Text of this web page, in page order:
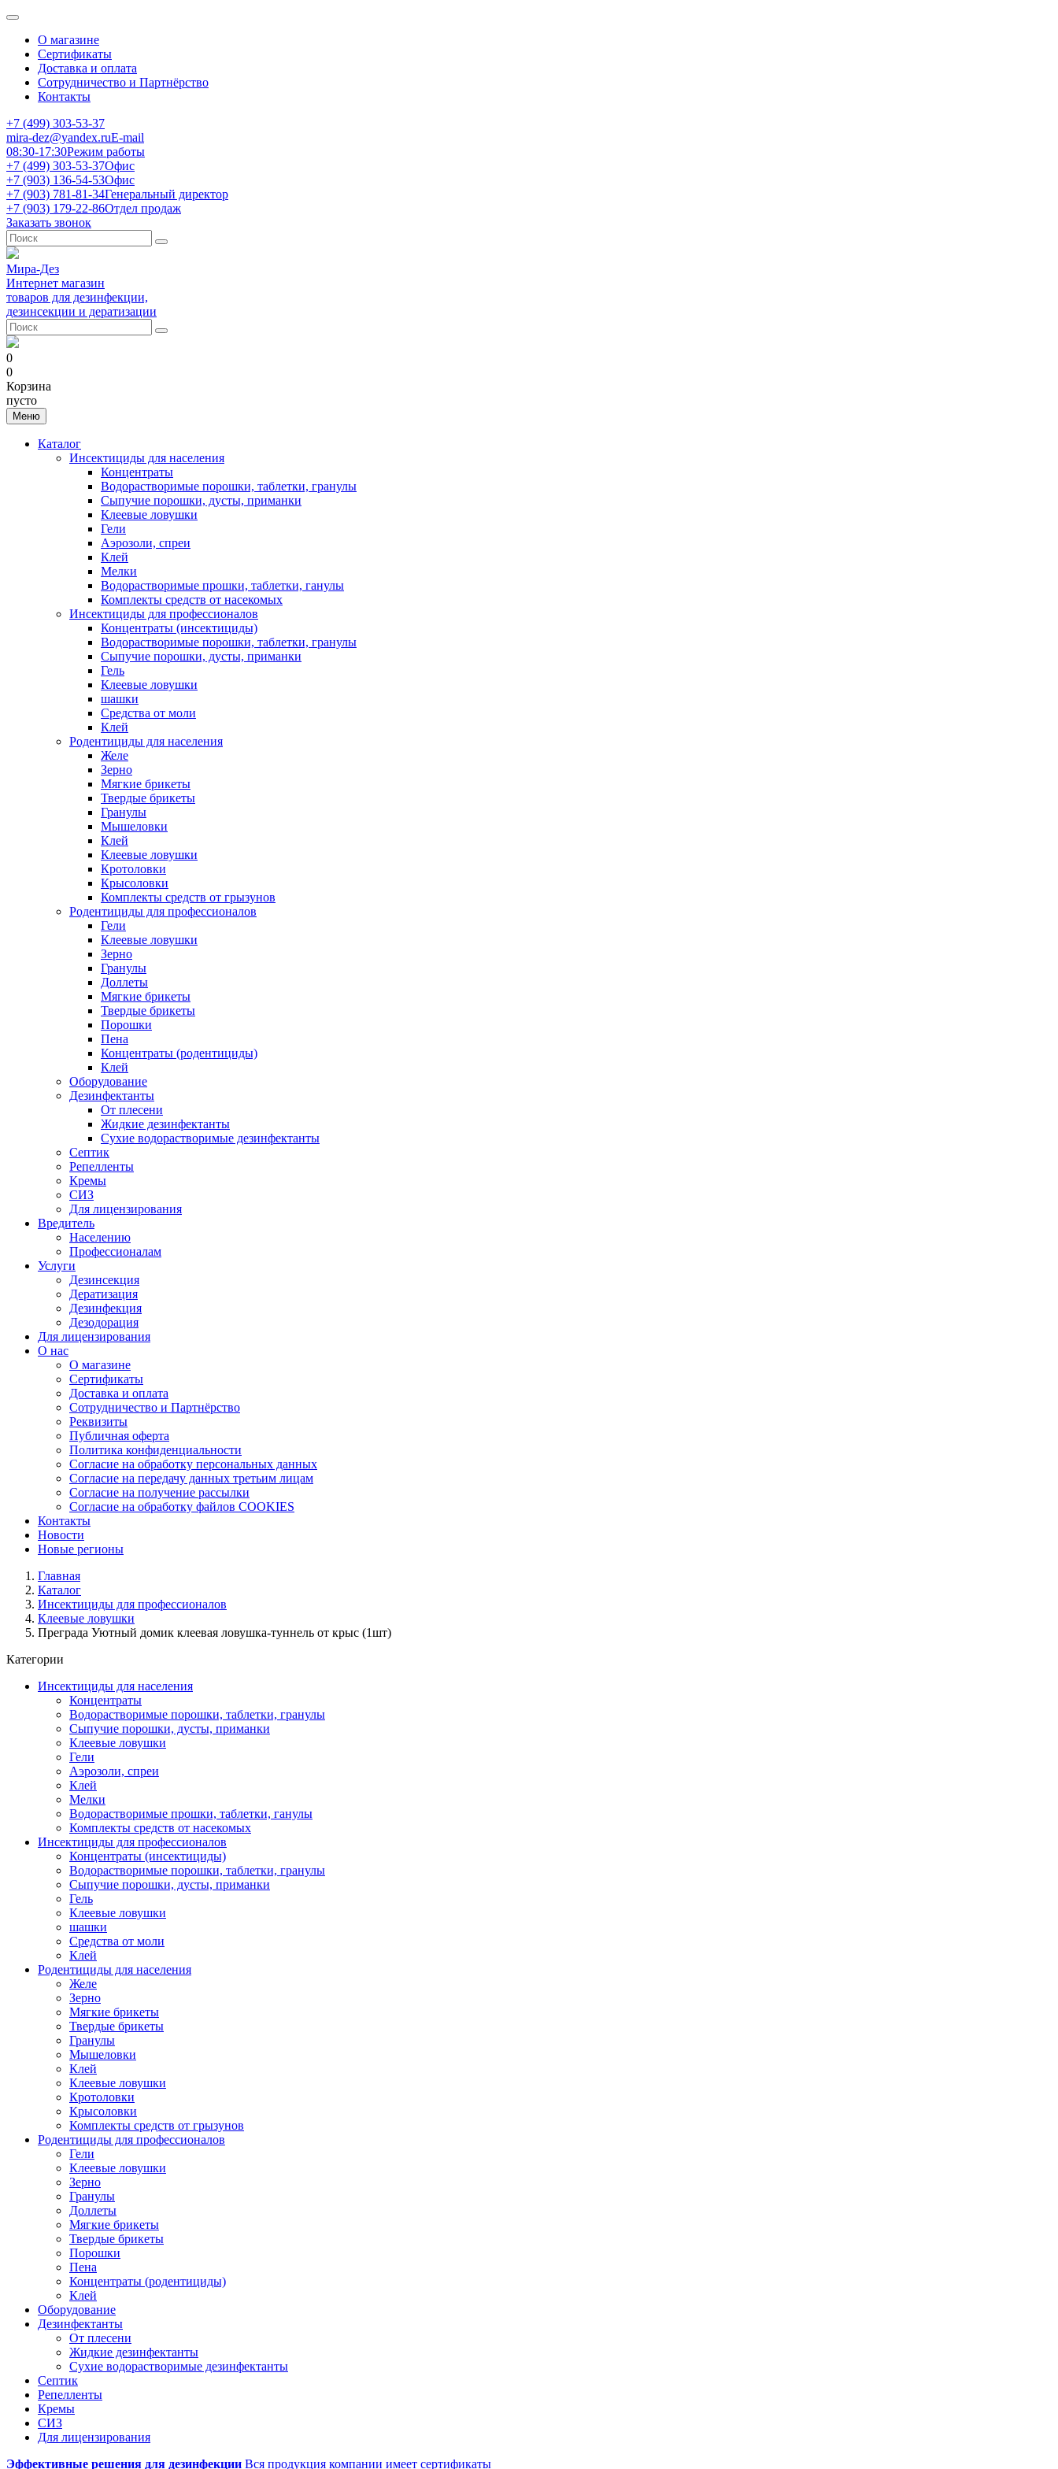
О магазине
Сертификаты
Доставка и оплата
Сотрудничество и Партнёрство
Контакты
+7 (499) 303-53-37
mira-dez@yandex.ruE-mail
08:30-17:30Режим работы
+7 (499) 303-53-37Офис
+7 (903) 136-54-53Офис
+7 (903) 781-81-34Генеральный директор
+7 (903) 179-22-86Отдел продаж
Заказать звонок
Мира-Дез
Интернет магазин
товаров для дезинфекции,
дезинсекции и дератизации
0
0
Корзина
пусто
Меню
Каталог
Инсектициды для населения
Концентраты
Водорастворимые порошки, таблетки, гранулы
Сыпучие порошки, дусты, приманки
Клеевые ловушки
Гели
Аэрозоли, спреи
Клей
Мелки
Водорастворимые прошки, таблетки, ганулы
Комплекты средств от насекомых
Инсектициды для профессионалов
Концентраты (инсектициды)
Водорастворимые порошки, таблетки, гранулы
Сыпучие порошки, дусты, приманки
Гель
Клеевые ловушки
шашки
Средства от моли
Клей
Родентициды для населения
Желе
Зерно
Мягкие брикеты
Твердые брикеты
Гранулы
Мышеловки
Клей
Клеевые ловушки
Кротоловки
Крысоловки
Комплекты средств от грызунов
Родентициды для профессионалов
Гели
Клеевые ловушки
Зерно
Гранулы
Доллеты
Мягкие брикеты
Твердые брикеты
Порошки
Пена
Концентраты (родентициды)
Клей
Оборудование
Дезинфектанты
От плесени
Жидкие дезинфектанты
Сухие водорастворимые дезинфектанты
Септик
Репелленты
Кремы
СИЗ
Для лицензирования
Вредитель
Населению
Профессионалам
Услуги
Дезинсекция
Дератизация
Дезинфекция
Дезодорация
Для лицензирования
О нас
О магазине
Сертификаты
Доставка и оплата
Сотрудничество и Партнёрство
Реквизиты
Публичная оферта
Политика конфиденциальности
Согласие на обработку персональных данных
Согласие на передачу данных третьим лицам
Согласие на получение рассылки
Согласие на обработку файлов COOKIES
Контакты
Новости
Новые регионы
Главная
Каталог
Инсектициды для профессионалов
Клеевые ловушки
Преграда Уютный домик клеевая ловушка-туннель от крыс (1шт)
Категории
Инсектициды для населения
Концентраты
Водорастворимые порошки, таблетки, гранулы
Сыпучие порошки, дусты, приманки
Клеевые ловушки
Гели
Аэрозоли, спреи
Клей
Мелки
Водорастворимые прошки, таблетки, ганулы
Комплекты средств от насекомых
Инсектициды для профессионалов
Концентраты (инсектициды)
Водорастворимые порошки, таблетки, гранулы
Сыпучие порошки, дусты, приманки
Гель
Клеевые ловушки
шашки
Средства от моли
Клей
Родентициды для населения
Желе
Зерно
Мягкие брикеты
Твердые брикеты
Гранулы
Мышеловки
Клей
Клеевые ловушки
Кротоловки
Крысоловки
Комплекты средств от грызунов
Родентициды для профессионалов
Гели
Клеевые ловушки
Зерно
Гранулы
Доллеты
Мягкие брикеты
Твердые брикеты
Порошки
Пена
Концентраты (родентициды)
Клей
Оборудование
Дезинфектанты
От плесени
Жидкие дезинфектанты
Сухие водорастворимые дезинфектанты
Септик
Репелленты
Кремы
СИЗ
Для лицензирования
Эффективные решения для дезинфекции Вся продукция компании имеет сертификаты